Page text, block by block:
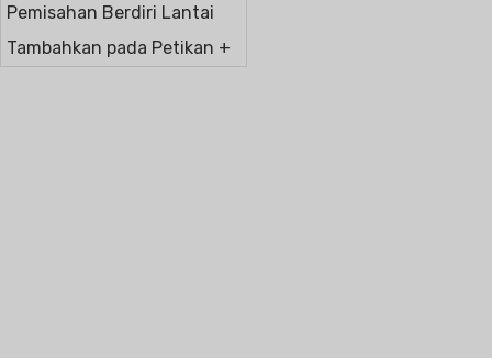
Pemisahan Berdiri Lantai
Tambahkan pada Petikan +